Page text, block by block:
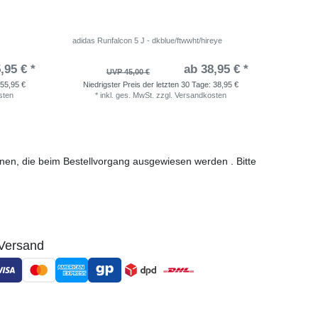
€ *
55,95 €
adidas Runfalcon 5 J - dkblue/ftwwht/hireye
UVP 45,00 € ab 38,95 € *
Niedrigster Preis der letzten 30 Tage: 38,95 €
* inkl. ges. MwSt. zzgl. Versandkosten
die beim Bestellvorgang ausgewiesen werden . Bitte